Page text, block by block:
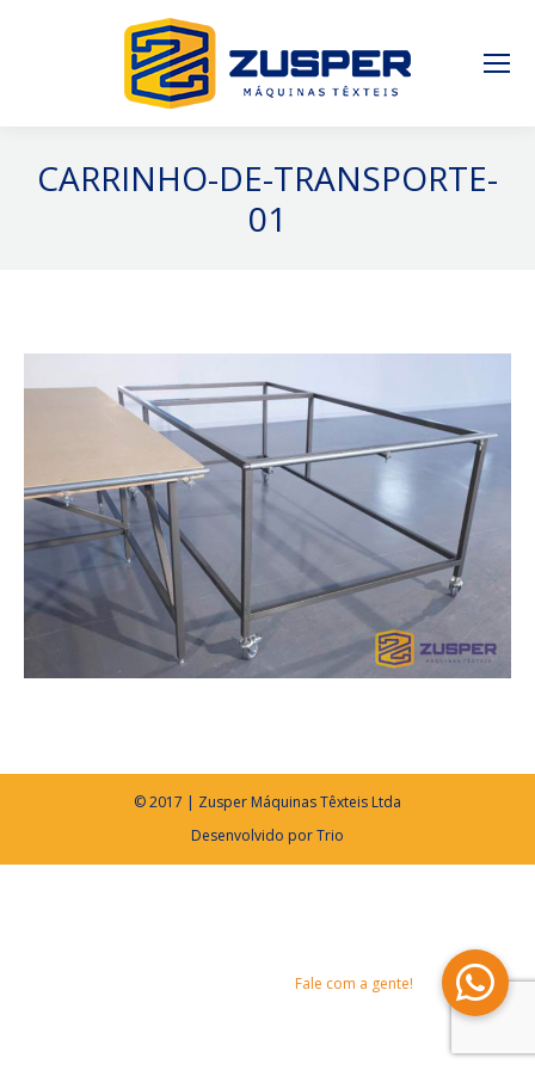
CARRINHO-DE-TRANSPORTE-
01
© 2017 | Zusper Máquinas Têxteis Ltda
Desenvolvido porTrio